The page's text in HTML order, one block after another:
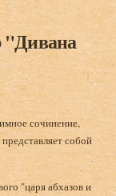
"Дивана
сочинение,
собой
"царя абхазов и